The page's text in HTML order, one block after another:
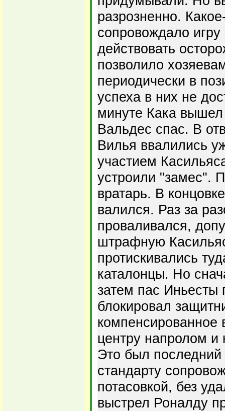
разрозненно.
сопровождало
действовать
позволило
периодически в
успеха в них не
минуте Кака
Вальдес спас. В
Вилья ввалились
участием
устроили "замес".
вратарь. В
валился. Раз за
проваливался,
штрафную
протискивались
каталонцы. Но
затем пас
блокировал
центру напролом
Это был последний
стандарту
потасовкой, без
выстрел Роналду